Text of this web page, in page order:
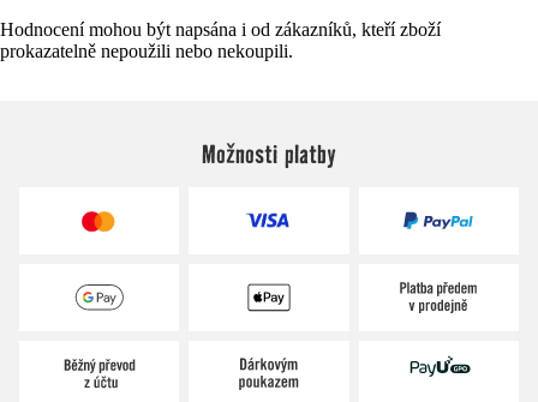
Hodnocení mohou být napsána i od zákazníků, kteří zboží
prokazatelně nepoužili nebo nekoupili.
Možnosti platby